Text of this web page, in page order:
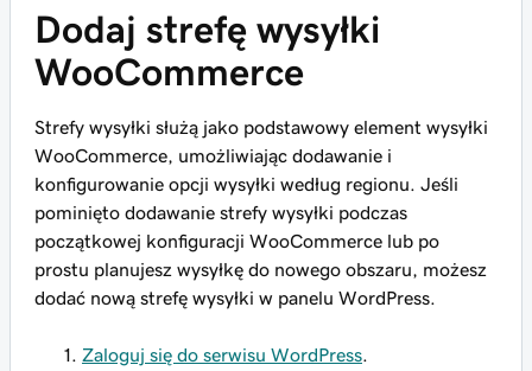
Dodaj strefę wysyłki
WooCommerce
Strefy wysyłki służą jako podstawowy element wysyłki
WooCommerce, umożliwiając dodawanie i
konfigurowanie opcji wysyłki według regionu. Jeśli
pominięto dodawanie strefy wysyłki podczas
początkowej konfiguracji WooCommerce lub po
prostu planujesz wysyłkę do nowego obszaru, możesz
dodać nową strefę wysyłki w panelu WordPress.
Zaloguj się do serwisu WordPress